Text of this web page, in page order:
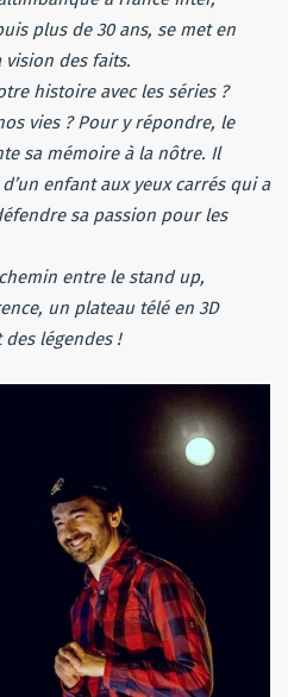
plus de 30 ans, se met en
des faits.
histoire avec les séries ?
vies ? Pour y répondre, le
sa mémoire à la nôtre. Il
enfant aux yeux carrés qui a
sa passion pour les
entre le stand up,
un plateau télé en 3D
des légendes !